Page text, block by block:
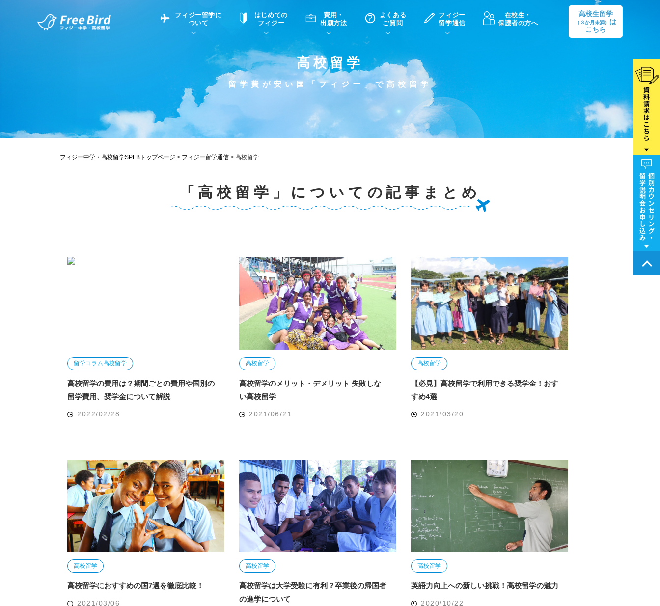
フィジー留学に
ついて
フィジー留学について 中学・高校留学の意義
はじめての
フィジー
滞在先
費用・
出願方法
高校留学
よくある
ご質問
フィジーでの生活Q&A ホームステイQ&A
現地高校Q&A
英語についてQ&A
フィジー
留学通信
フィジー留学通信TOP 学生インタビュー（在校生）
留学コラム
在校生・
保護者の方へ
高校生留学
（３か月未満）
は
こちら
高校留学
留学費が安い国「フィジー」で高校留学
フィジー中学・高校留学SPFBトップページ > フィジー留学通信 > 高校留学
「高校留学」についての記事まとめ
留学コラム高校留学
高校留学の費用は？期間ごとの費用や国別の
留学費用、奨学金について解説
2022/02/28
高校留学
高校留学のメリット・デメリット 失敗しな
い高校留学
2021/06/21
高校留学
【必見】高校留学で利用できる奨学金！おす
すめ4選
2021/03/20
高校留学
高校留学におすすめの国7選を徹底比較！
2021/03/06
高校留学
高校留学は大学受験に有利？卒業後の帰国者
の進学について
高校留学
英語力向上への新しい挑戦！高校留学の魅力
2020/10/22